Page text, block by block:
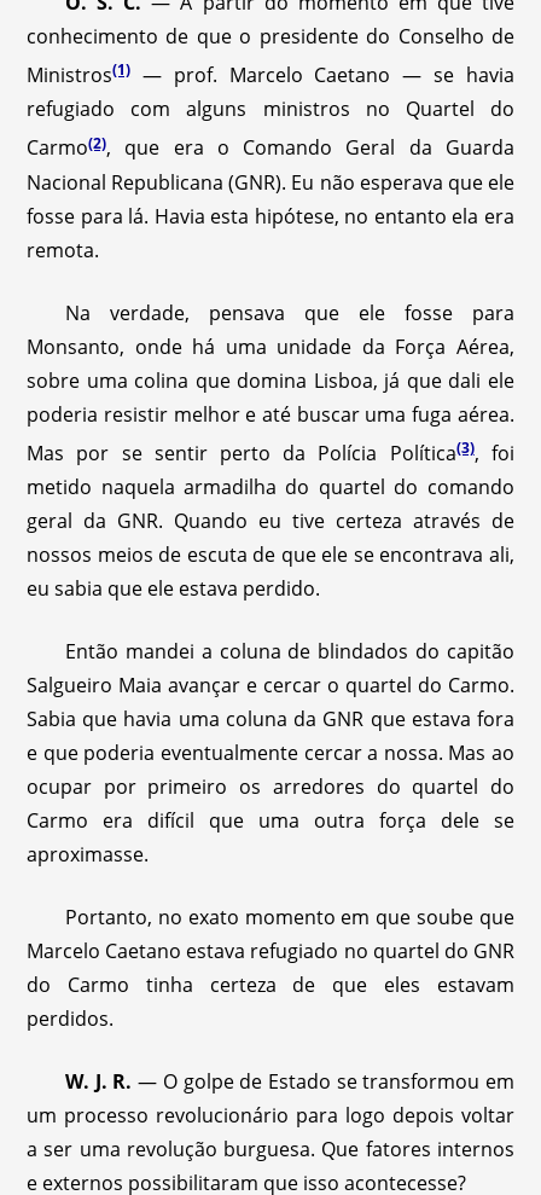
conhecimento de que o presidente do Conselho de
Ministros(1) — prof. Marcelo Caetano — se havia
refugiado com alguns ministros no Quartel do
Carmo(2), que era o Comando Geral da Guarda
Nacional Republicana (GNR). Eu não esperava que ele
fosse para lá. Havia esta hipótese, no entanto ela era
remota.
Na verdade, pensava que ele fosse para
Monsanto, onde há uma unidade da Força Aérea,
sobre uma colina que domina Lisboa, já que dali ele
poderia resistir melhor e até buscar uma fuga aérea.
Mas por se sentir perto da Polícia Política(3), foi
metido naquela armadilha do quartel do comando
geral da GNR. Quando eu tive certeza através de
nossos meios de escuta de que ele se encontrava ali,
eu sabia que ele estava perdido.
Então mandei a coluna de blindados do capitão
Salgueiro Maia avançar e cercar o quartel do Carmo.
Sabia que havia uma coluna da GNR que estava fora
e que poderia eventualmente cercar a nossa. Mas ao
ocupar por primeiro os arredores do quartel do
Carmo era difícil que uma outra força dele se
aproximasse.
Portanto, no exato momento em que soube que
Marcelo Caetano estava refugiado no quartel do GNR
do Carmo tinha certeza de que eles estavam
perdidos.
W. J. R. — O golpe de Estado se transformou em
um processo revolucionário para logo depois voltar
a ser uma revolução burguesa. Que fatores internos
e externos possibilitaram que isso acontecesse?